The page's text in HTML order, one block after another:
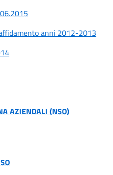
anni 2012-2013
AZIENDALI (NSO)